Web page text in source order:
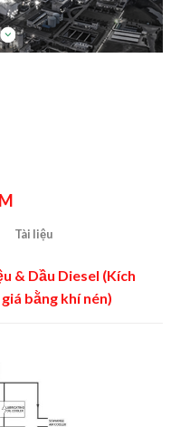
Tài liệu
& Dầu Diesel (Kích
bằng khí nén)